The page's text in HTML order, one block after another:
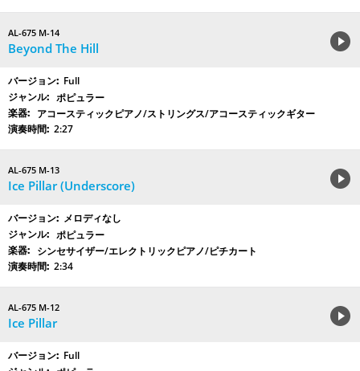
AL-675 M-14
Beyond The Hill
Full
ポピュラー
アコースティックピアノ/ストリングス/アコースティックギター
2:27
AL-675 M-13
Ice Pillar (Underscore)
メロディなし
ポピュラー
シンセサイザー/エレクトリックピアノ/ピチカート
2:34
AL-675 M-12
Ice Pillar
Full